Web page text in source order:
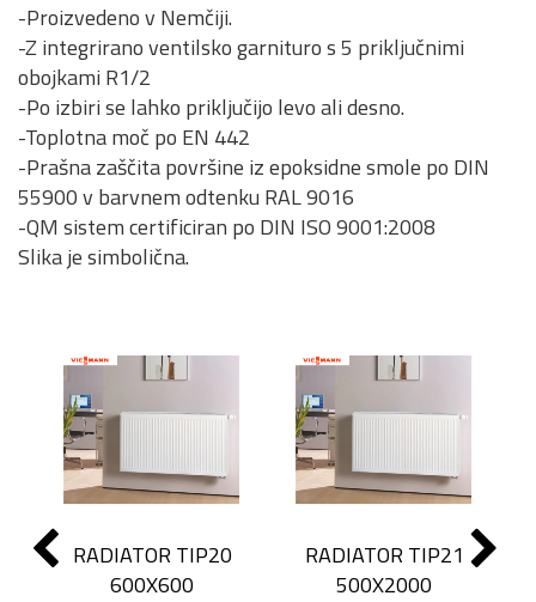
-Proizvedeno v Nemčiji.
-Z integrirano ventilsko garnituro s 5 priključnimi
obojkami R1/2
-Po izbiri se lahko priključijo levo ali desno.
-Toplotna moč po EN 442
-Prašna zaščita površine iz epoksidne smole po DIN
55900 v barvnem odtenku RAL 9016
-QM sistem certificiran po DIN ISO 9001:2008
Slika je simbolična.
RADIATOR TIP20
600X600
RADIATOR TIP21
500X2000